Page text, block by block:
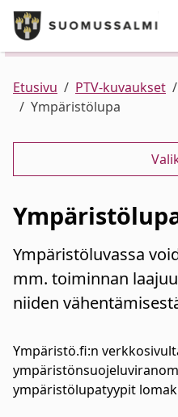
Siirry pääsisältöön
Puhelinluettelo/yhteystiedot
Palvelut
Ajankohtaista
Verkkokauppa
Kunta ja hallinto
Asuminen ja
Elinvoima
Kulttuuri, vapaa-aika
Etusivu PTV-kuvaukset
Ympäristölupa
Ympäristöluvassa
mm. toiminnan
niiden
Ympäristö.fi:n
ympäristölupatyypit